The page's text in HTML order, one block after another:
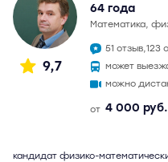
9,7
64 года
математика,
51 отзыв,123
может
можно
от 4 000 руб.
кандидат физико-